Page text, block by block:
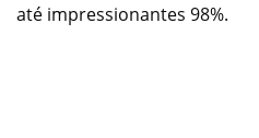
até impressionantes 98%.